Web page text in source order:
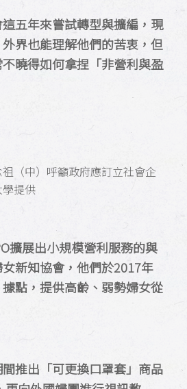
五年來嘗試轉型與擴編，現
界也能理解他們的苦衷，但
曉得如何拿捏「非營利與盈
（中）呼籲政府應訂立社會企
提供
擴展出小規模營利服務的與
新知協會，他們於2017年
點，提供高齡、弱勢婦女從
推出「可更換口罩套」商品